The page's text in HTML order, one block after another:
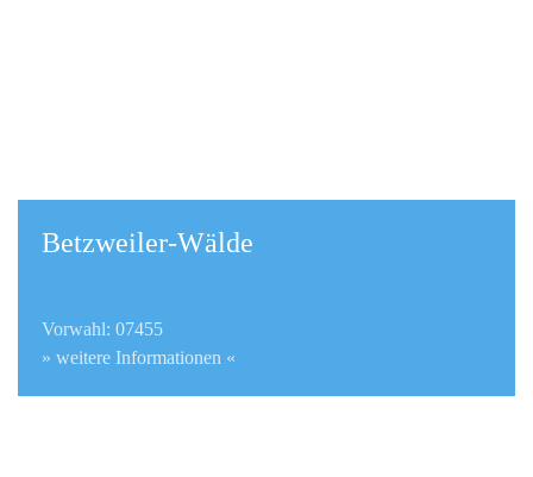
Betzweiler-Wälde
Vorwahl: 07455
» weitere Informationen «